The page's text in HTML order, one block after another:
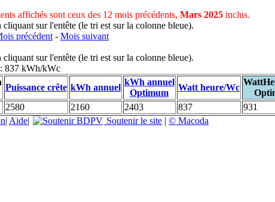
affichés sont ceux des 12 mois précédents, Mars 2025inclus.
sur l'entête (le tri est sur la colonne bleue).
précédent - Mois suivant
sur l'entête (le tri est sur la colonne bleue).
837 kWh/kWc
Puissance crête kWh annuel
kWh annuel
Optimum
Watt heure/Wc
2580 2160 2403 837
931
| Aide| Soutenir le site | © Macoda